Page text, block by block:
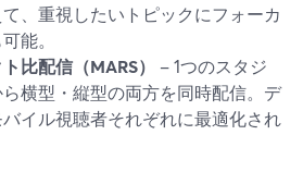
、重視したいトピックにフォーカ
能。
比配信（MARS）
– 1つのスタジ
横型・縦型の両方を同時配信。デ
イル視聴者それぞれに最適化され